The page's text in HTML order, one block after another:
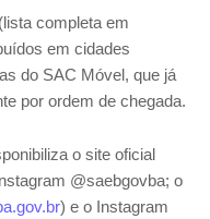
completa em
em cidades
do SAC Móvel, que já
por ordem de chegada.
o site oficial
@saebgovba; o
) e o Instagram